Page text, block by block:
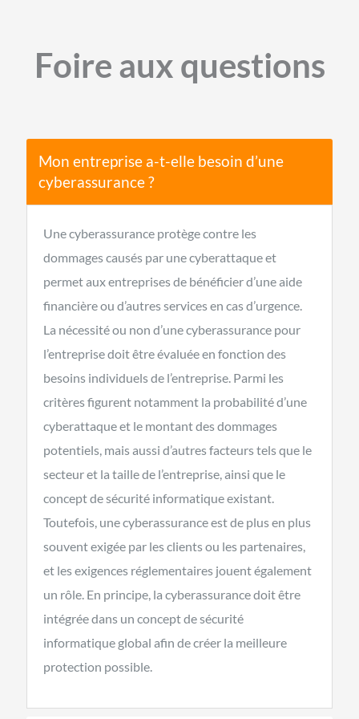
Foire aux questions
Mon entreprise a-t-elle besoin d’une
cyberassurance ?
Une cyberassurance protège contre les
dommages causés par une cyberattaque et
permet aux entreprises de bénéficier d’une aide
financière ou d’autres services en cas d’urgence.
La nécessité ou non d’une cyberassurance pour
l’entreprise doit être évaluée en fonction des
besoins individuels de l’entreprise. Parmi les
critères figurent notamment la probabilité d’une
cyberattaque et le montant des dommages
potentiels, mais aussi d’autres facteurs tels que le
secteur et la taille de l’entreprise, ainsi que le
concept de sécurité informatique existant.
Toutefois, une cyberassurance est de plus en plus
souvent exigée par les clients ou les partenaires,
et les exigences réglementaires jouent également
un rôle. En principe, la cyberassurance doit être
intégrée dans un concept de sécurité
informatique global afin de créer la meilleure
protection possible.